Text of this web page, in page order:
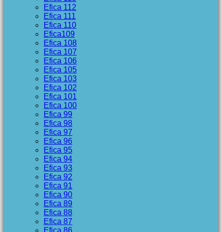
Efica 112
Efica 111
Efica 110
Efica109
Efica 108
Efica 107
Efica 106
Efica 105
Efica 103
Efica 102
Efica 101
Efica 100
Efica 99
Efica 98
Efica 97
Efica 96
Efica 95
Efica 94
Efica 93
Efica 92
Efica 91
Efica 90
Efica 89
Efica 88
Efica 87
Efica 86